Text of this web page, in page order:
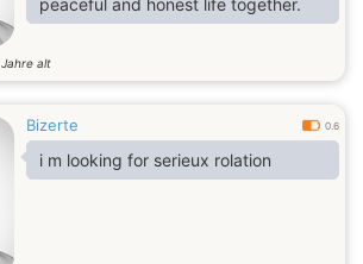
peaceful and honest life together.
Jahre alt
Bizerte 0.6
i m looking for serieux rolation